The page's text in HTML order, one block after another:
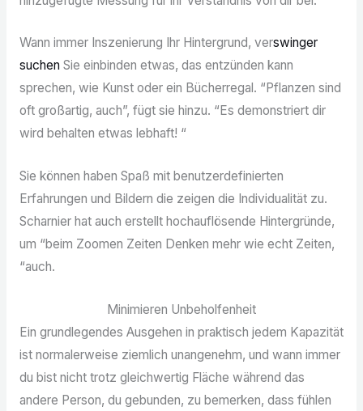
Wann immer Inszenierung Ihr Hintergrund, verswinger
suchen Sie einbinden etwas, das entzünden kann
sprechen, wie Kunst oder ein Bücherregal. “Pflanzen sind
oft großartig, auch”, fügt sie hinzu. “Es demonstriert dir
wird behalten etwas lebhaft! “
Sie können haben Spaß mit benutzerdefinierten
Erfahrungen und Bildern die zeigen die Individualität zu.
Scharnier hat auch erstellt hochauflösende Hintergründe,
um “beim Zoomen Zeiten Denken mehr wie echt Zeiten,
“auch.
Minimieren Unbeholfenheit
Ein grundlegendes Ausgehen in praktisch jedem Kapazität
ist normalerweise ziemlich unangenehm, und wann immer
du bist nicht trotz gleichwertig Fläche während das
andere Person, du gebunden, zu bemerken, dass fühlen